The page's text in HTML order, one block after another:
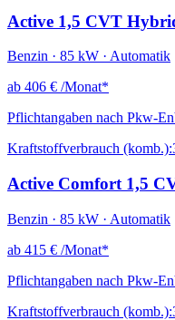
Active 1,5 CVT
Benzin · 85 kW · Automatik
ab 406 € /Monat*
Pflichtangaben nach Pkw-
Kraftstoffverbrauch (komb.):
Active Comfort 1,5
Benzin · 85 kW · Automatik
ab 415 € /Monat*
Pflichtangaben nach Pkw-
Kraftstoffverbrauch (komb.):